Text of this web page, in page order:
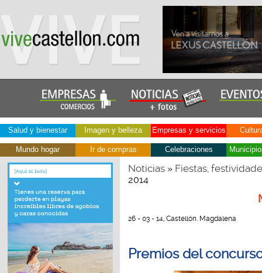
Salud y bienestar Imagen y belleza Empresas y servicios
Mundo hogar Ir de compras Celebraciones
Noticias» Fiestas,
2014
26 - 03 - 14, Castellón. Magdalena
Premios del